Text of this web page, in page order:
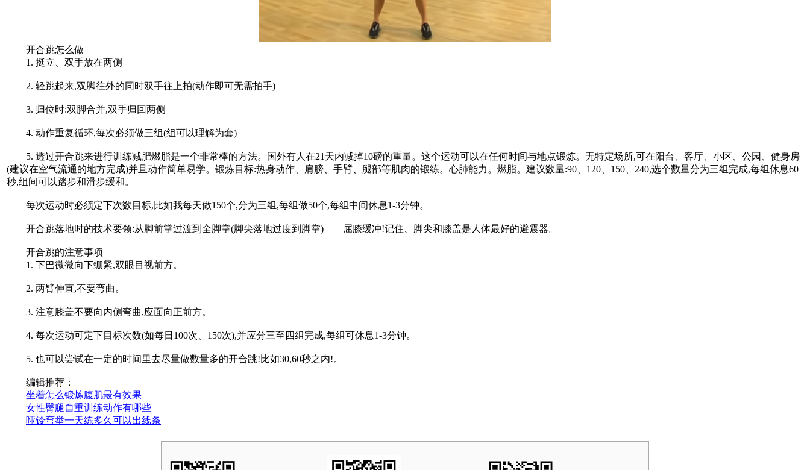
开合跳怎么做
1. 挺立、双手放在两侧
2. 轻跳起来,双脚往外的同时双手往上拍(动作即可无需拍手)
3. 归位时:双脚合并,双手归回两侧
4. 动作重复循环,每次必须做三组(组可以理解为套)
5. 透过开合跳来进行训练减肥燃脂是一个非常棒的方法。国外有人在21天内减掉10磅的重量。这个运动可以在任何时间与地点锻炼。无特定场所,可在阳台、客厅、小区、公园、健身房
(建议在空气流通的地方完成)并且动作简单易学。锻炼目标:热身动作、肩膀、手臂、腿部等肌肉的锻练。心肺能力。燃脂。建议数量:90、120、150、240,选个数量分为三组完成,每组休息60
秒,组间可以踏步和滑步缓和。
每次运动时必须定下次数目标,比如我每天做150个,分为三组,每组做50个,每组中间休息1-3分钟。
开合跳落地时的技术要领:从脚前掌过渡到全脚掌(脚尖落地过度到脚掌)——屈膝缓冲!记住、脚尖和膝盖是人体最好的避震器。
开合跳的注意事项
1. 下巴微微向下绷紧,双眼目视前方。
2. 两臂伸直,不要弯曲。
3. 注意膝盖不要向内侧弯曲,应面向正前方。
4. 每次运动可定下目标次数(如每日100次、150次),并应分三至四组完成,每组可休息1-3分钟。
5. 也可以尝试在一定的时间里去尽量做数量多的开合跳!比如30,60秒之内!。
编辑推荐：
坐着怎么锻炼腹肌最有效果
女性臀腿自重训练动作有哪些
哑铃弯举一天练多久可以出线条